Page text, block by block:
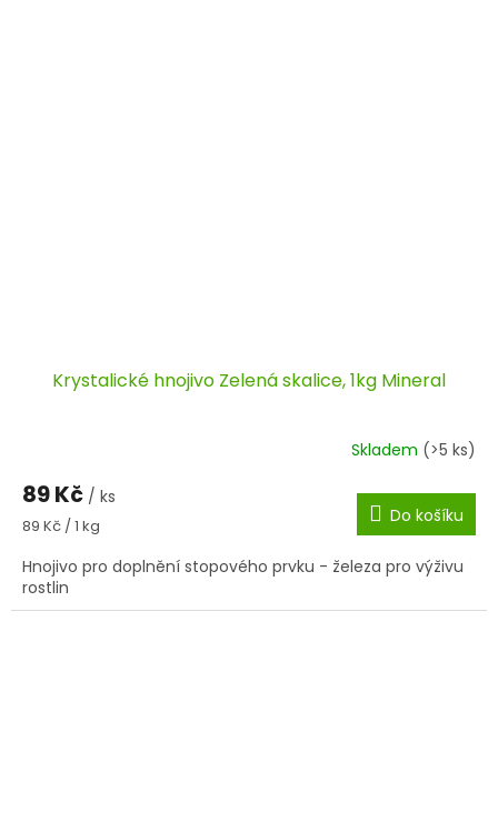
Krystalické hnojivo Zelená skalice, 1kg Mineral
Skladem (>5 ks)
89 Kč / ks
Měrná
89 Kč / 1 kg Do košíku
Hnojivo pro doplnění stopového prvku - železa pro výživu
rostlin